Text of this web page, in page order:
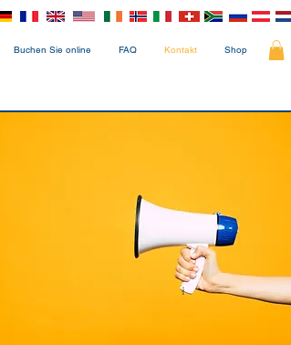
Buchen Sie online FAQ Kontakt Shop